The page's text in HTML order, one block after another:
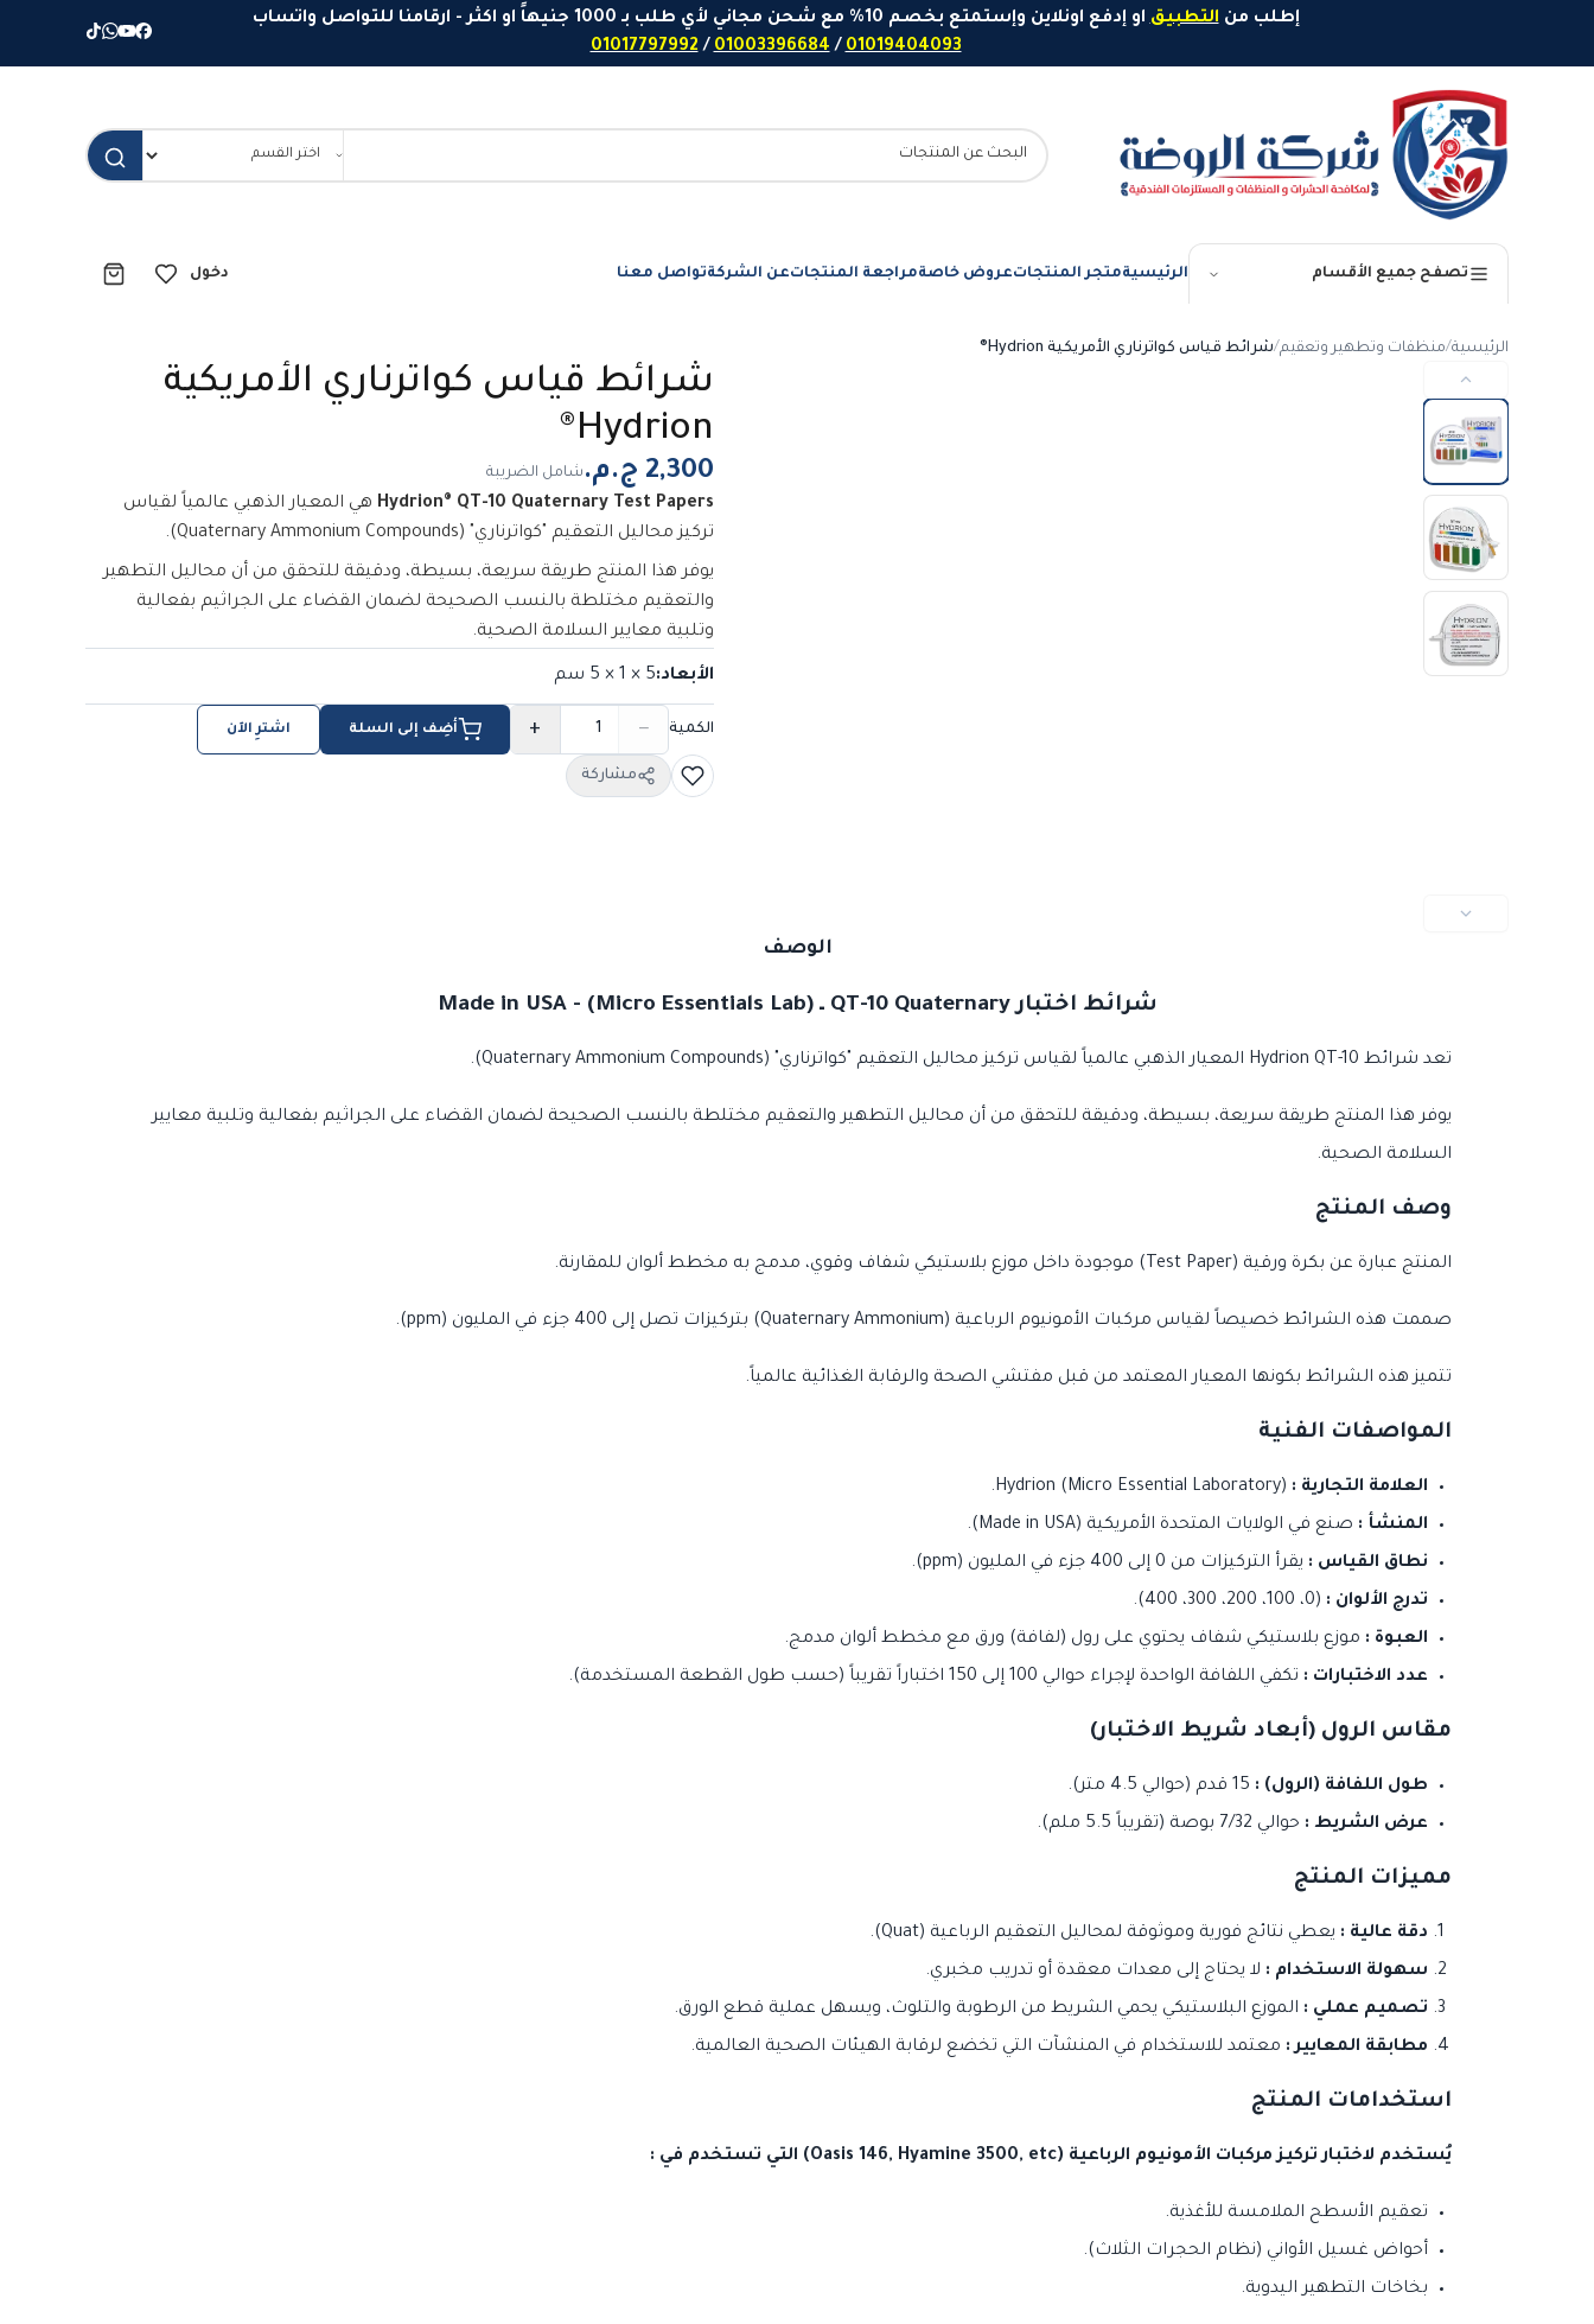
إطلب منالتطبيق او إدفع اونلاين وإستمتع بخصم 10% مع شحن مجاني لأي طلب بـ 1000 جنيهاً او اكثر - ارقامنا للتواصل واتساب
01019404093
/
01003396684
/
01017797992
تصفح جميع الأقسام الرئيسيةمتجر المنتجاتعروض خاصةمراجعة المنتجاتعن الشركةتواصل معنا دخول
الرئيسية/منظفات وتطهير وتعقيم/شرائط قياس كواترناري الأمريكية Hydrion®
شرائط قياس كواترناري الأمريكية
Hydrion®
شامل الضريبة
Hydrion® QT-10 Quaternary Test Papers هي المعيار الذهبي عالمياً لقياس
تركيز محاليل التعقيم "كواترناري" (Quaternary Ammonium Compounds).
يوفر هذا المنتج طريقة سريعة، بسيطة، ودقيقة للتحقق من أن محاليل التطهير
والتعقيم مختلطة بالنسب الصحيحة لضمان القضاء على الجراثيم بفعالية
وتلبية معايير السلامة الصحية.
الأبعاد:
5 × 1 × 5 سم
الكمية −
+ أضِف إلى السلة اشترِ الآن
مشاركة
الوصف
شرائط اختبار QT-10 Quaternary ـ (Micro Essentials Lab) - Made in USA
تعد شرائط Hydrion QT-10 المعيار الذهبي عالمياً لقياس تركيز محاليل التعقيم "كواترناري" (Quaternary Ammonium Compounds).
يوفر هذا المنتج طريقة سريعة، بسيطة، ودقيقة للتحقق من أن محاليل التطهير والتعقيم مختلطة بالنسب الصحيحة لضمان القضاء على الجراثيم بفعالية وتلبية معايير
السلامة الصحية.
وصف المنتج
المنتج عبارة عن بكرة ورقية (Test Paper) موجودة داخل موزع بلاستيكي شفاف وقوي، مدمج به مخطط ألوان للمقارنة.
صممت هذه الشرائط خصيصاً لقياس مركبات الأمونيوم الرباعية (Quaternary Ammonium) بتركيزات تصل إلى 400 جزء في المليون (ppm).
تتميز هذه الشرائط بكونها المعيار المعتمد من قبل مفتشي الصحة والرقابة الغذائية عالمياً.
المواصفات الفنية
العلامة التجارية :
المنشأ : صنع في الولايات المتحدة الأمريكية (Made in USA).
نطاق القياس : يقرأ التركيزات من 0 إلى 400 جزء في المليون (ppm).
تدرج الألوان : (0، 100، 200، 300، 400).
العبوة : موزع بلاستيكي شفاف يحتوي على رول (لفافة) ورق مع مخطط ألوان مدمج.
عدد الاختبارات : تكفي اللفافة الواحدة لإجراء حوالي 100 إلى 150 اختباراً تقريباً (حسب طول القطعة المستخدمة).
مقاس الرول (أبعاد شريط الاختبار)
طول اللفافة (الرول) :
عرض الشريط : حوالي 7/32 بوصة (تقريباً 5.5 ملم).
مميزات المنتج
دقة عالية : يعطي نتائج فورية وموثوقة لمحاليل التعقيم الرباعية (Quat).
سهولة الاستخدام : لا يحتاج إلى معدات معقدة أو تدريب مخبري.
تصميم عملي : الموزع البلاستيكي يحمي الشريط من الرطوبة والتلوث، ويسهل عملية قطع الورق.
مطابقة المعايير : معتمد للاستخدام في المنشآت التي تخضع لرقابة الهيئات الصحية العالمية.
استخدامات المنتج
يُستخدم لاختبار تركيز مركبات الأمونيوم الرباعية (Oasis 146, Hyamine 3500, etc) التي تستخدم في :
تعقيم الأسطح الملامسة للأغذية.
أحواض غسيل الأواني (نظام الحجرات الثلاث).
بخاخات التطهير اليدوية.